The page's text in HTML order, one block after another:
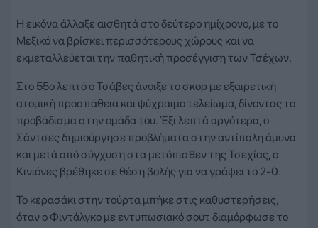
Η εικόνα άλλαξε αισθητά στο δεύτερο ημίχρονο, με το
Μεξικό να βρίσκει περισσότερους χώρους και να
εκμεταλλεύεται την παθητική προσέγγιση των Τσέχων.
Στο 55ο λεπτό ο Τσάβες άνοιξε το σκορ με εξαιρετική
ατομική προσπάθεια και ψύχραιμο τελείωμα, δίνοντας το
προβάδισμα στην ομάδα του. Έξι λεπτά αργότερα, ο
Σάντσες δημιούργησε προβλήματα στην αντίπαλη άμυνα
και μετά από σύγχυση στα μετόπισθεν της Τσεχίας, ο
Κινιόνες βρέθηκε σε θέση βολής για να γράψει το 2-0.
Το κερασάκι στην τούρτα μπήκε στις καθυστερήσεις,
όταν ο Φιντάλγκο με εντυπωσιακό σουτ διαμόρφωσε το